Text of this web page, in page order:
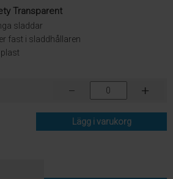
Transparent
sladdar
fast i sladdhållaren
Lägg i varukorg